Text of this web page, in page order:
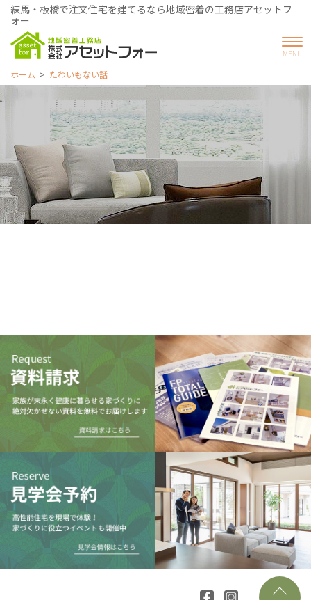
練馬・板橋で注文住宅を建てるなら地域密着の工務店アセットフ
ォー
ホーム たわいもない話